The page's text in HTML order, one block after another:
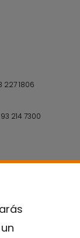
227 1806
214 7300